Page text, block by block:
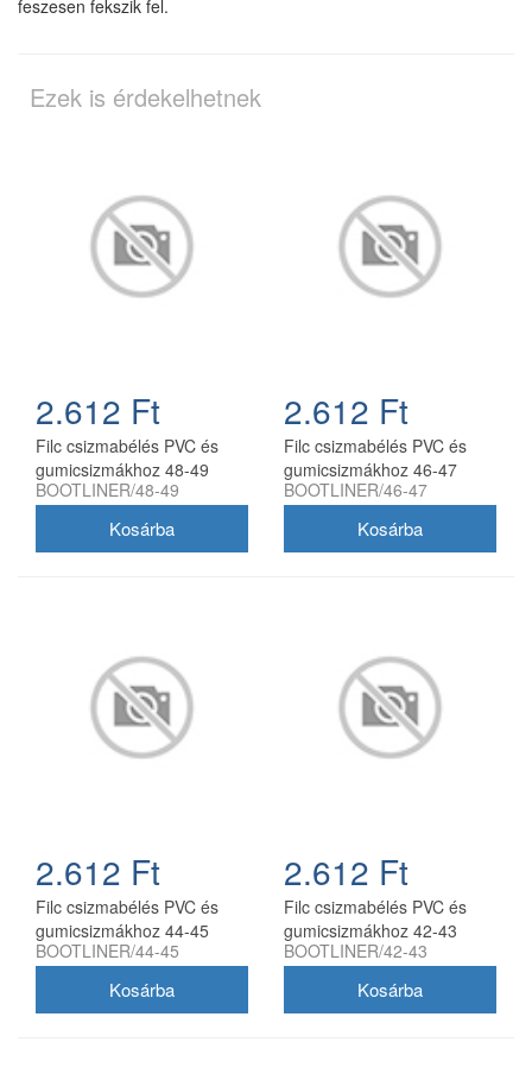
feszesen fekszik fel.
Ezek is érdekelhetnek
2.612 Ft
Filc csizmabélés PVC és
gumicsizmákhoz 48-49
BOOTLINER/48-49
2.612 Ft
Filc csizmabélés PVC és
gumicsizmákhoz 46-47
BOOTLINER/46-47
2.612 Ft
Filc csizmabélés PVC és
gumicsizmákhoz 44-45
BOOTLINER/44-45
2.612 Ft
Filc csizmabélés PVC és
gumicsizmákhoz 42-43
BOOTLINER/42-43